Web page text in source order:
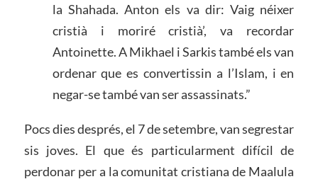
la Shahada. Anton els va dir: Vaig néixer
cristià i moriré cristià’, va recordar
Antoinette. A Mikhael i Sarkis també els van
ordenar que es convertissin a l’Islam, i en
negar-se també van ser assassinats.”
Pocs dies després, el 7 de setembre, van segrestar
sis joves. El que és particularment difícil de
perdonar per a la comunitat cristiana de Maalula